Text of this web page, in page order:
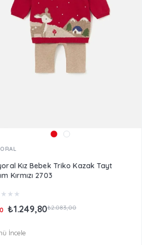
Kız Bebek Triko Kazak Tayt
Kırmızı 2703
★ ★ ★
₺1.249,80₺2.083,00
İncele